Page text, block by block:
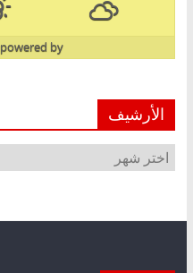
powered by
الأرشيف
الأرشيف